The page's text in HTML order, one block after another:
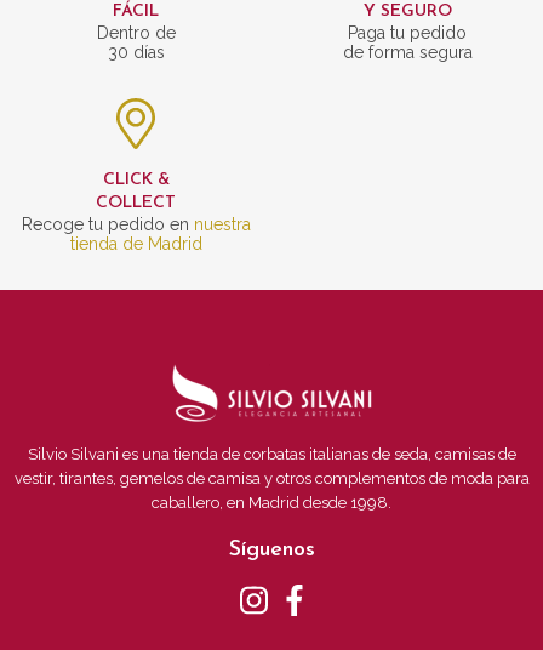
FÁCIL
Dentro de
30 días
Y SEGURO
Paga tu pedido
de forma segura
CLICK &
COLLECT
Recoge tu pedido en nuestra
tienda de Madrid
Silvio Silvani es una tienda de corbatas italianas de seda, camisas de
vestir, tirantes, gemelos de camisa y otros complementos de moda para
caballero, en Madrid desde 1998.
Síguenos